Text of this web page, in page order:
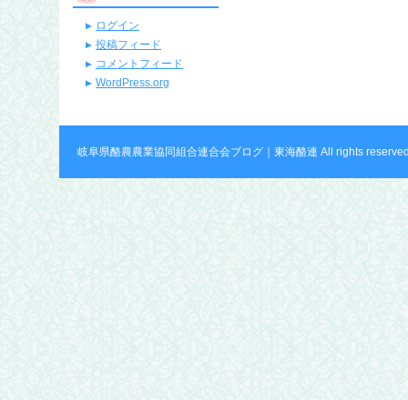
ログイン
投稿フィード
コメントフィード
WordPress.org
岐阜県酪農農業協同組合連合会ブログ｜東海酪連 All rights